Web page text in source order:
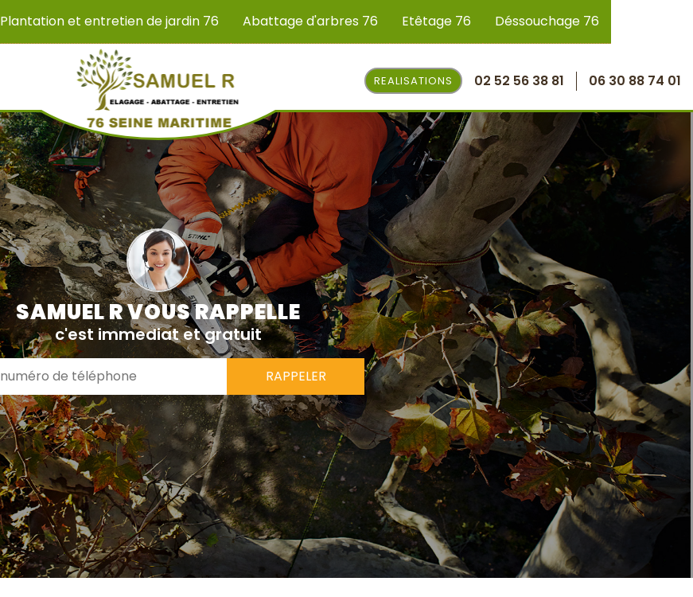
Plantation et entretien de jardin 76 Abattage d'arbres 76 Etêtage 76 Déssouchage 76
REALISATIONS 02 52 56 38 81 06 30 88 74 01
SAMUEL R VOUS RAPPELLE
c'est immediat et gratuit